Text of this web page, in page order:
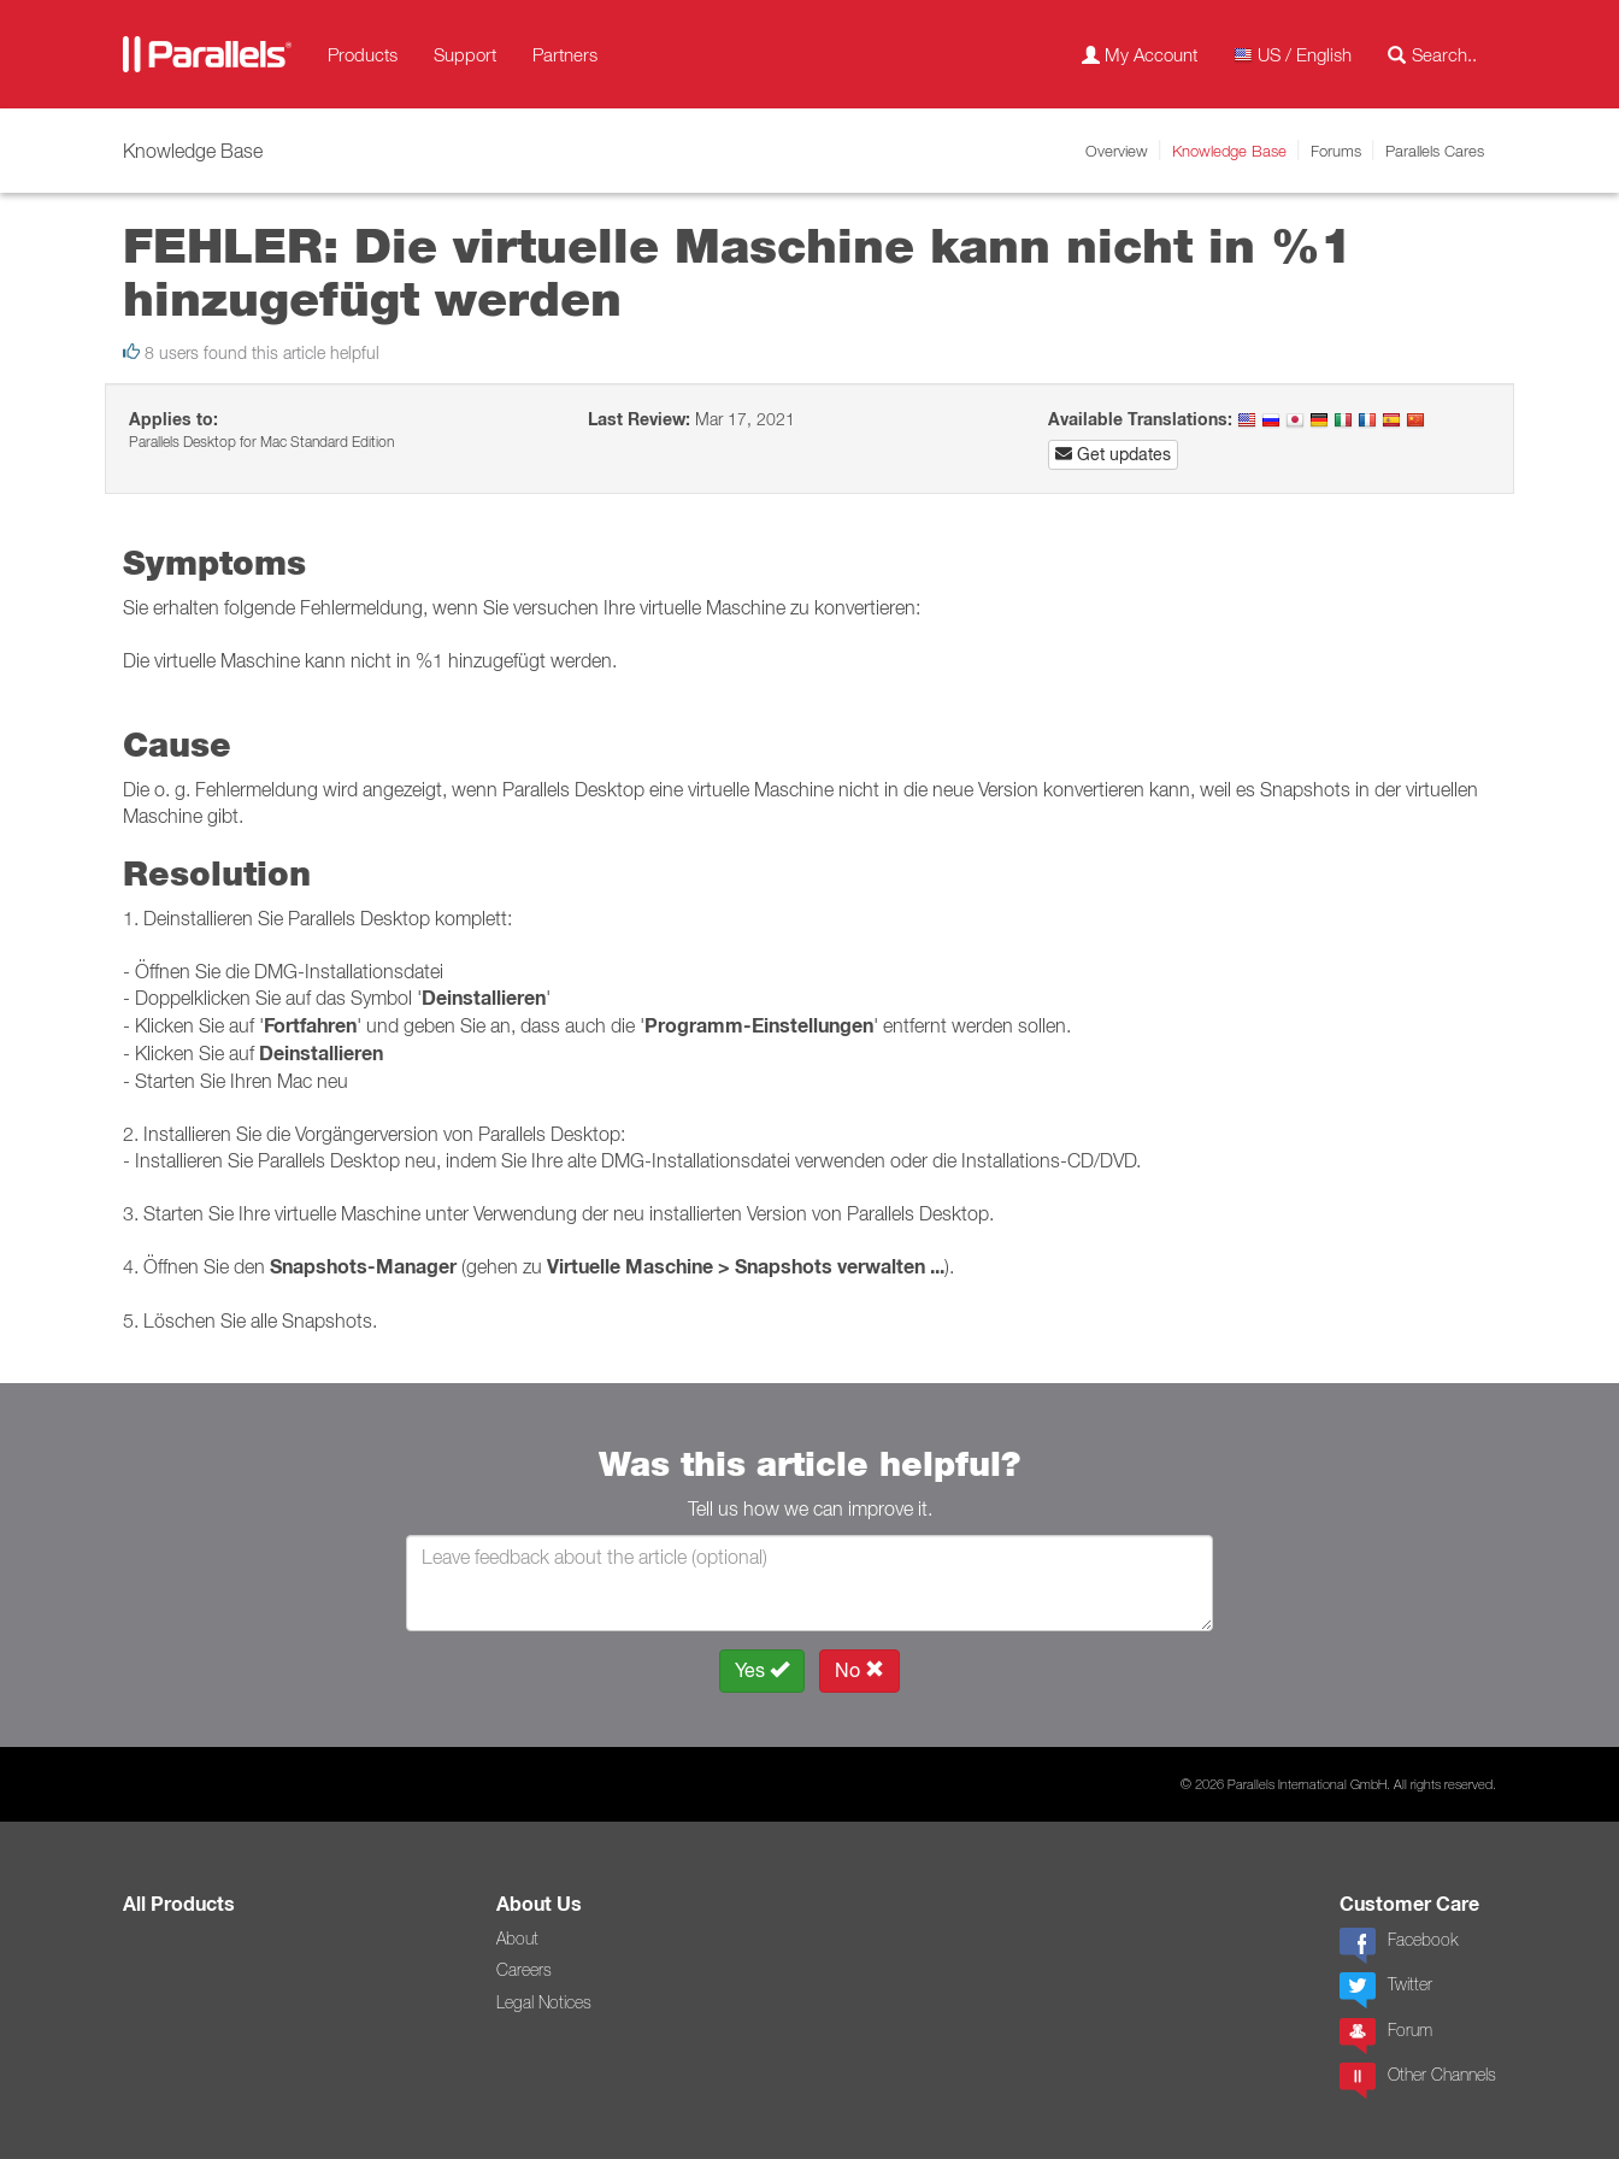
Products Support Partners My Account US / English
Knowledge Base Overview Knowledge Base Forums Parallels Cares
FEHLER: Die virtuelle Maschine kann nicht in %1
hinzugefügt werden
8 users found this article helpful
Applies to:
Parallels Desktop for Mac Standard Edition
Last Review: Mar 17, 2021
Available Translations:
Get updates
Symptoms
Sie erhalten folgende Fehlermeldung, wenn Sie versuchen Ihre virtuelle Maschine zu konvertieren:
Die virtuelle Maschine kann nicht in %1 hinzugefügt werden.
Cause
Die o. g. Fehlermeldung wird angezeigt, wenn Parallels Desktop eine virtuelle Maschine nicht in die neue Version konvertieren kann, weil es Snapshots in der virtuellen
Maschine gibt.
Resolution
1. Deinstallieren Sie Parallels Desktop komplett:
- Öffnen Sie die DMG-Installationsdatei
- Doppelklicken Sie auf das Symbol 'Deinstallieren'
- Klicken Sie auf 'Fortfahren' und geben Sie an, dass auch die 'Programm-Einstellungen' entfernt werden sollen.
- Klicken Sie auf Deinstallieren
- Starten Sie Ihren Mac neu
2. Installieren Sie die Vorgängerversion von Parallels Desktop:
- Installieren Sie Parallels Desktop neu, indem Sie Ihre alte DMG-Installationsdatei verwenden oder die Installations-CD/DVD.
3. Starten Sie Ihre virtuelle Maschine unter Verwendung der neu installierten Version von Parallels Desktop.
4. Öffnen Sie den Snapshots-Manager(gehen zu Virtuelle Maschine > Snapshots verwalten ...).
5. Löschen Sie alle Snapshots.
Was this article helpful?
Tell us how we can improve it.
Yes No
© 2026 Parallels International GmbH. All rights reserved.
All Products About Us
About
Careers
Legal Notices
Customer Care
Facebook
Twitter
Forum
Other Channels